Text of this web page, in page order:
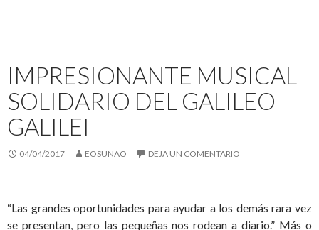
IMPRESIONANTE MUSICAL
SOLIDARIO DEL GALILEO
GALILEI
04/04/2017 EOSUNAO DEJA UN COMENTARIO
“Las grandes oportunidades para ayudar a los demás rara vez
se presentan, pero las pequeñas nos rodean a diario.” Más o